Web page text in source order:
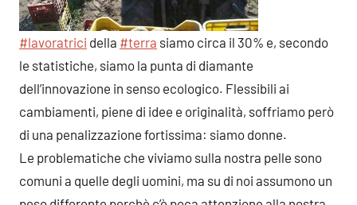
#lavoratrici della #terra siamo circa il 30% e, secondo
le statistiche, siamo la punta di diamante
dell’innovazione in senso ecologico. Flessibili ai
cambiamenti, piene di idee e originalità, soffriamo però
di una penalizzazione fortissima: siamo donne.
Le problematiche che viviamo sulla nostra pelle sono
comuni a quelle degli uomini, ma su di noi assumono un